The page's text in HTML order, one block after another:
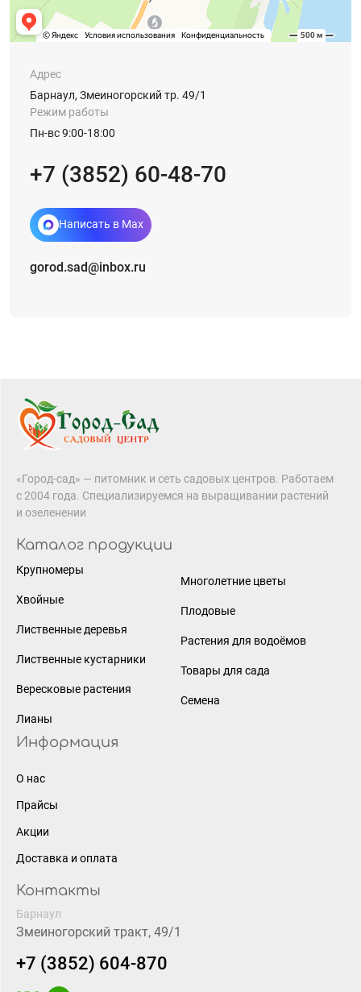
Адрес
Барнаул, Змеиногорский тр. 49/1
Режим работы
Пн-вс 9:00-18:00
+7 (3852) 60-48-70
Написать в Max
gorod.sad@inbox.ru
«Город-сад» — питомник и сеть садовых центров. Работаем
с 2004 года. Специализируемся на выращивании растений
и озеленении
Каталог продукции
Крупномеры
Хвойные
Лиственные деревья
Лиственные кустарники
Вересковые растения
Лианы
Многолетние цветы
Плодовые
Растения для водоёмов
Товары для сада
Семена
Информация
О нас
Прайсы
Акции
Доставка и оплата
Контакты
Барнаул
Змеиногорский тракт, 49/1
+7 (3852) 604-870